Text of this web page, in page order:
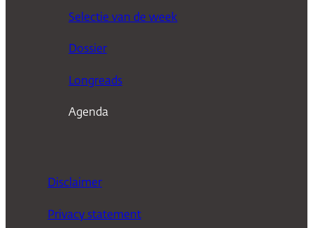
Selectie van de week
Dossier
Longreads
Agenda
Disclaimer
Privacy statement